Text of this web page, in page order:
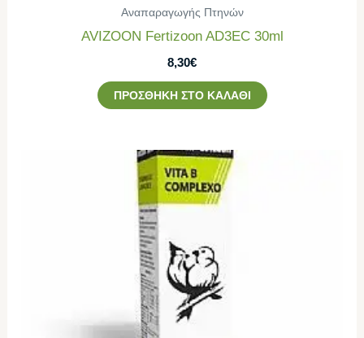
Αναπαραγωγής Πτηνών
AVIZOON Fertizoon AD3EC 30ml
8,30€
ΠΡΟΣΘΉΚΗ ΣΤΟ ΚΑΛΆΘΙ